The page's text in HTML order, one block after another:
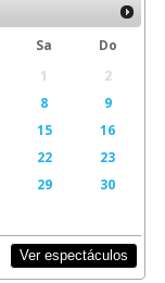
Sa
Do
1
2
8
9
15
16
22
23
29
30
Ver espectáculos